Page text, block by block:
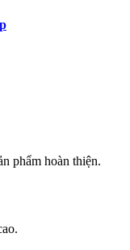
phẩm hoàn thiện.